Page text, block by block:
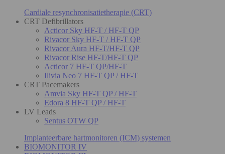
Cardiale resynchronisatietherapie (CRT)
CRT Defibrillators
Acticor Sky HF-T / HF-T QP
Rivacor Sky HF-T / HF-T QP
Rivacor Aura HF-T/HF-T QP
Rivacor Rise HF-T/HF-T QP
Acticor 7 HF-T QP/HF-T
Ilivia Neo 7 HF-T QP / HF-T
CRT Pacemakers
Amvia Sky HF-T QP / HF-T
Edora 8 HF-T QP / HF-T
LV Leads
Sentus OTW QP
Implanteerbare hartmonitoren (ICM) systemen
BIOMONITOR IV